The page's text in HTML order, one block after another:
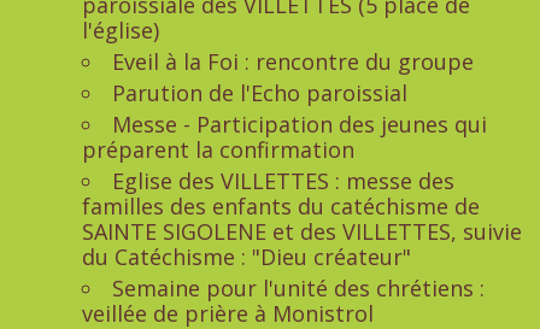
l'église)
Eveil à la Foi : rencontre du groupe
Parution de l'Echo paroissial
Messe - Participation des jeunes qui
préparent la confirmation
Eglise des VILLETTES : messe des
familles des enfants du catéchisme de
SAINTE SIGOLENE et des VILLETTES, suivie
du Catéchisme : "Dieu créateur"
Semaine pour l'unité des chrétiens :
veillée de prière à Monistrol